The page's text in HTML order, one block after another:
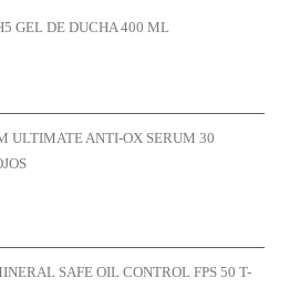
GEL DE DUCHA 400 ML
ULTIMATE ANTI-OX SERUM 30
SAFE OIL CONTROL FPS 50 T-